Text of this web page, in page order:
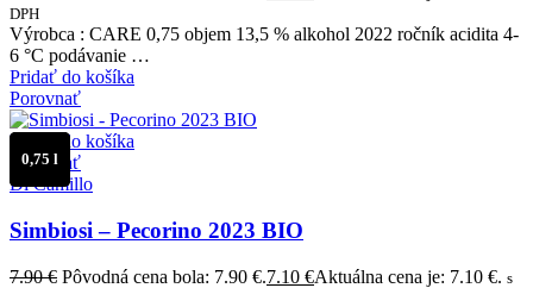
DPH
Výrobca : CARE 0,75 objem 13,5 % alkohol 2022 ročník acidita 4-
6 °C podávanie …
Pridať do košíka
Porovnať
Pridať do košíka
Porovnať
Di Camillo
Simbiosi – Pecorino 2023 BIO
7.90€ Pôvodná cena bola: 7.90 €.7.10 €Aktuálna cena je: 7.10 €. s
0,75 l